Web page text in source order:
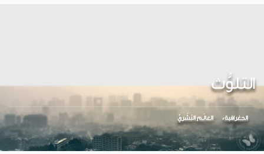
التلوُّث
الجغرافية العالَـم البَشَريّ